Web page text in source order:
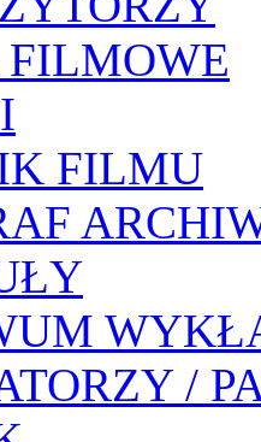
FILMU
/